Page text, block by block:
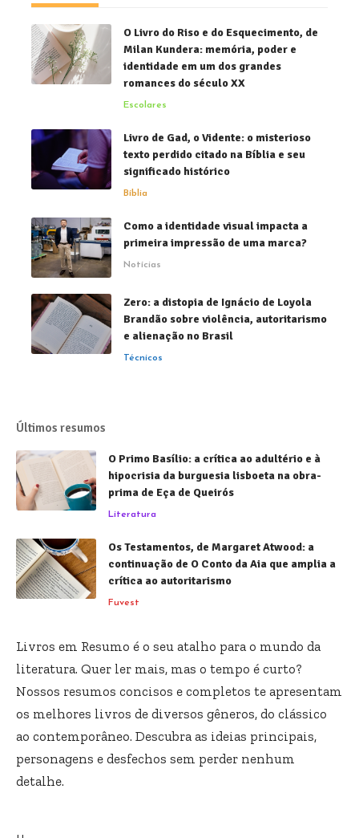
O Livro do Riso e do Esquecimento, de
Milan Kundera: memória, poder e
identidade em um dos grandes
romances do século XX
Escolares
Livro de Gad, o Vidente: o misterioso
texto perdido citado na Bíblia e seu
significado histórico
Bíblia
Como a identidade visual impacta a
primeira impressão de uma marca?
Notícias
Zero: a distopia de Ignácio de Loyola
Brandão sobre violência, autoritarismo
e alienação no Brasil
Técnicos
Últimos resumos
O Primo Basílio: a crítica ao adultério e à
hipocrisia da burguesia lisboeta na obra-
prima de Eça de Queirós
Literatura
Os Testamentos, de Margaret Atwood: a
continuação de O Conto da Aia que amplia a
crítica ao autoritarismo
Fuvest
Livros em Resumo é o seu atalho para o mundo da
literatura. Quer ler mais, mas o tempo é curto?
Nossos resumos concisos e completos te apresentam
os melhores livros de diversos gêneros, do clássico
ao contemporâneo. Descubra as ideias principais,
personagens e desfechos sem perder nenhum
detalhe.